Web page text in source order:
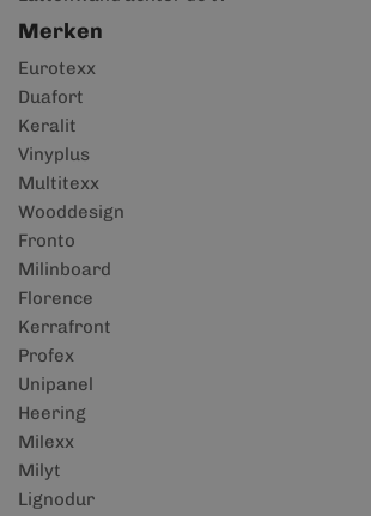
Merken
Eurotexx
Duafort
Keralit
Vinyplus
Multitexx
Wooddesign
Fronto
Milinboard
Florence
Kerrafront
Profex
Unipanel
Heering
Milexx
Milyt
Lignodur